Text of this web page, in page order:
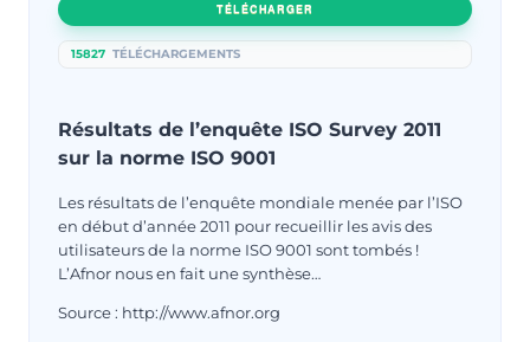
TÉLÉCHARGER
15827 TÉLÉCHARGEMENTS
Résultats de l’enquête ISO Survey 2011
sur la norme ISO 9001
Les résultats de l’enquête mondiale menée par l’ISO
en début d’année 2011 pour recueillir les avis des
utilisateurs de la norme ISO 9001 sont tombés !
L’Afnor nous en fait une synthèse…
Source : http://www.afnor.org